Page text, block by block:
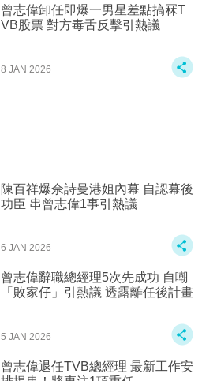
曾志偉卸任即爆一男星差點搞冧T
VB股票 對方毒舌反擊引熱議
8 JAN 2026
陳百祥爆佘詩曼港姐內幕 自認幕後
功臣 串曾志偉1事引熱議
6 JAN 2026
曾志偉辭職總經理5次先成功 自嘲
「敗家仔」引熱議 透露離任後計畫
5 JAN 2026
曾志偉退任TVB總經理 最新工作安